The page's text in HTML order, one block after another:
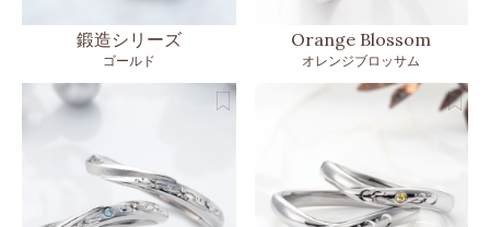
鍛造シリーズ
ゴールド
Orange Blossom
オレンジブロッサム